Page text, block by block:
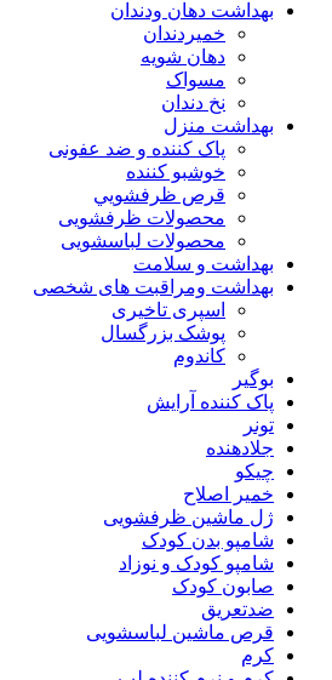
بهداشت دهان ودندان
خمیردندان
دهان شویه
مسواک
نخ دندان
بهداشت منزل
پاک کننده و ضد عفونی
خوشبو کننده
قرص ظرفشويي
محصولات ظرفشویی
محصولات لباسشویی
بهداشت و سلامت
بهداشت ومراقبت های شخصی
اسپری تاخیری
پوشک بزرگسال
کاندوم
بوگیر
پاک کننده آرایش
تونر
جلادهنده
چیکو
خمیر اصلاح
ژل ماشین ظرفشویی
شامپو بدن کودک
شامپو کودک و نوزاد
صابون کودک
ضدتعریق
قرص ماشین لباسشویی
کرم